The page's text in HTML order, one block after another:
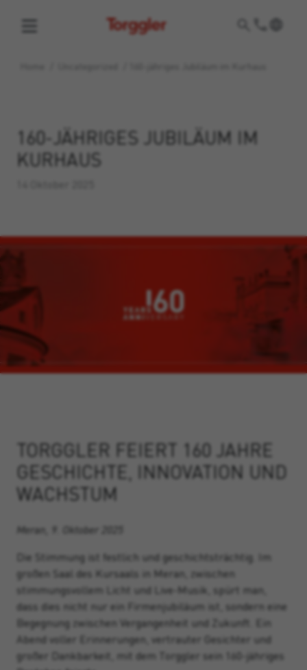
Torggler
160-JÄHRIGES JUBILÄUM IM
KURHAUS
TORGGLER FEIERT 160 JAHRE
GESCHICHTE, INNOVATION UND
WACHSTUM
Meran, 9. Oktober 2025
Die Stimmung ist festlich und geschichtsträchtig. Im
großen Saal des Kursaals in Meran, zwischen
stimmungsvollem Licht und Live-Musik, spürt man,
dass dies nicht nur ein Firmenjubiläum ist, sondern eine
Begegnung zwischen Vergangenheit und Zukunft. Ein
Abend voller Erinnerungen, vertrauter Gesichter und
großer Dankbarkeit, mit dem Torggler sein 160-jähriges